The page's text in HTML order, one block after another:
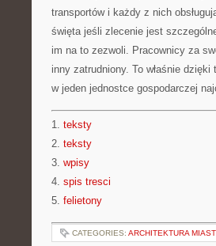
transportów i każdy z nich
święta jeśli zlecenie jest
im na to zezwoli. Pracownicy za
inny zatrudniony. To właśnie
w jeden jednostce gospodarczej
1. teksty
2. teksty
3. wpisy
4. spis tresci
5. felietony
CATEGORIES: ARCHITEKTURA